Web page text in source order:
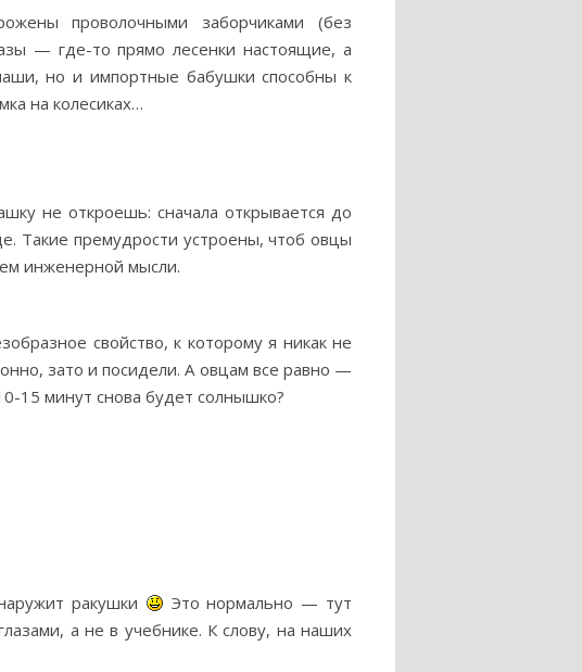
проволочными заборчиками (без
— где-то прямо лесенки настоящие, а
но и импортные бабушки способны к
на колесиках…
не откроешь: сначала открывается до
Такие премудрости устроены, чтоб овцы
инженерной мысли.
свойство, к которому я никак не
зато и посидели. А овцам все равно —
15 минут снова будет солнышко?
ракушки
Это нормально — тут
а не в учебнике. К слову, на наших